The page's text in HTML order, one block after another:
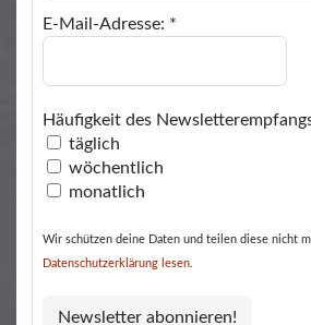
E-Mail-Adresse: *
Häufigkeit des
täglich
wöchentlich
monatlich
Wir schützen deine Daten und teilen diese nicht
Datenschutzerklärung lesen.